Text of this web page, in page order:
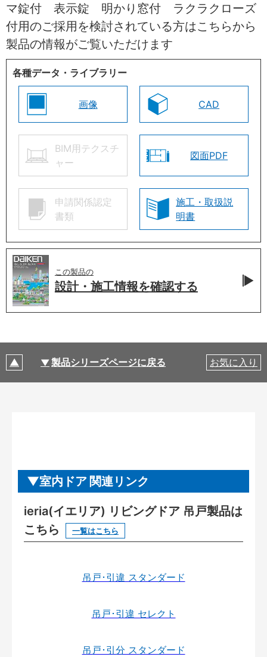
マ錠付 表示錠 明かり窓付 ラクラクローズ
付用のご採用を検討されている方はこちらから
製品の情報がご覧いただけます
各種データ・ライブラリー
画像 CAD
BIM用テクスチ
ャー
図面PDF
申請関係認定
書類
施工・取扱説
明書
この製品の
設計・施工情報を確認する
製品シリーズページに戻る お気に入り
室内ドア 関連リンク
ieria(イエリア) リビングドア 吊戸製品は
こちら
一覧はこちら
吊戸･引違 スタンダード
吊戸･引違 セレクト
吊戸･引分 スタンダード